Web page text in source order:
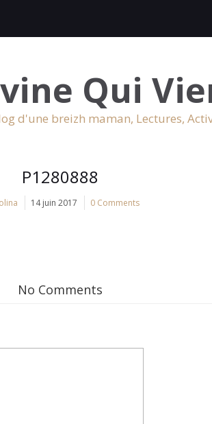
Qui
d'une breizh maman, Lectures,
P1280888
14 juin 2017 0 Comments
No Comments